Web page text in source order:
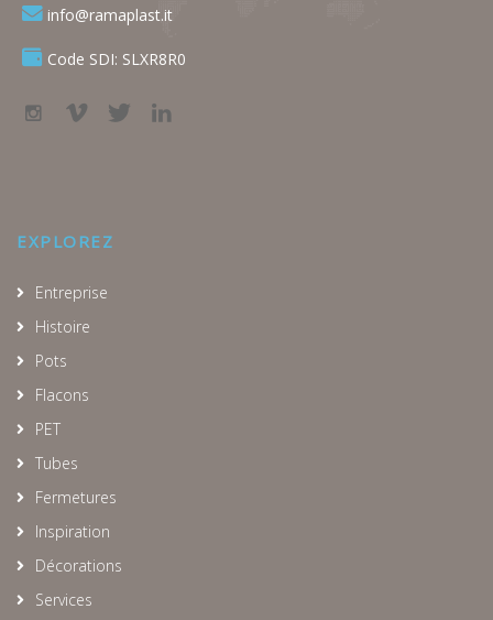
info@ramaplast.it
Code SDI: SLXR8R0
EXPLOREZ
Entreprise
Histoire
Pots
Flacons
PET
Tubes
Fermetures
Inspiration
Décorations
Services